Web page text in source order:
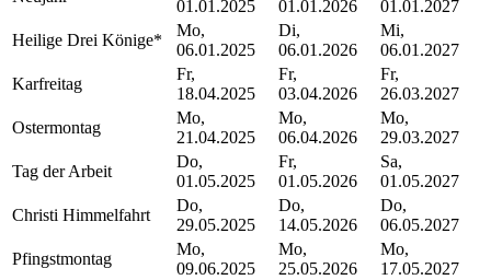
01.01.2025 01.01.2026
01.01.2027
Heilige Drei Könige*
Mo,
06.01.2025
Di,
06.01.2026
Mi,
06.01.2027
Karfreitag
Fr,
18.04.2025
Fr,
03.04.2026
Fr,
26.03.2027
Ostermontag
Mo,
21.04.2025
Mo,
06.04.2026
Mo,
29.03.2027
Tag der Arbeit
Do,
01.05.2025
Fr,
01.05.2026
Sa,
01.05.2027
Christi Himmelfahrt
Do,
29.05.2025
Do,
14.05.2026
Do,
06.05.2027
Pfingstmontag
Mo,
09.06.2025
Mo,
25.05.2026
Mo,
17.05.2027